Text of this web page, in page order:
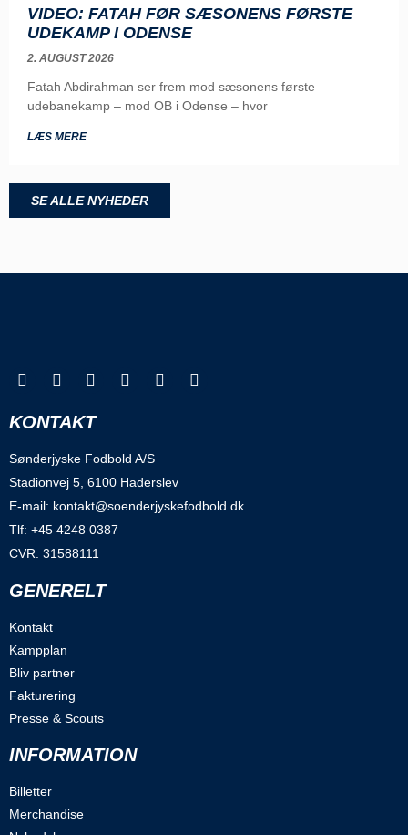
VIDEO: FATAH FØR SÆSONENS FØRSTE
UDEKAMP I ODENSE
2. AUGUST 2026
Fatah Abdirahman ser frem mod sæsonens første
udebanekamp – mod OB i Odense – hvor
LÆS MERE
SE ALLE NYHEDER
KONTAKT
Sønderjyske Fodbold A/S
Stadionvej 5, 6100 Haderslev
E-mail: kontakt@soenderjyskefodbold.dk
Tlf: +45 4248 0387
CVR: 31588111
GENERELT
Kontakt
Kampplan
Bliv partner
Fakturering
Presse & Scouts
INFORMATION
Billetter
Merchandise